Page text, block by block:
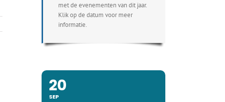
met de evenementen van dit jaar.
Klik op de datum voor meer
informatie.
20
SEP